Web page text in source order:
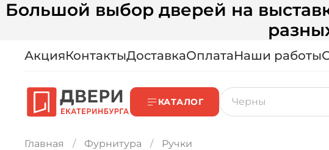
Большой выбор дверей на
АкцияКонтактыДоставкаОплатаНаши работы
КАТАЛОГ
Главная Фурнитура Ручки